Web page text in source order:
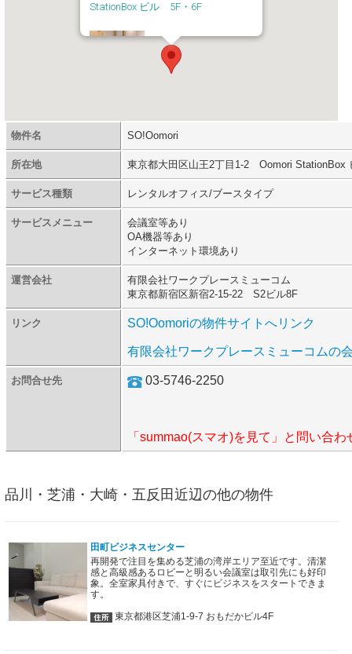
StationBox ビル 5F・6F
電話：03-5746-2250
物件名 SO!Oomori
所在地 東京都大田区山王2丁目1-2 Oomori
サービス種類 レンタルオフィス/ブースタイプ
サービスメニュー
会議室等あり
OA機器等あり
インターネット環境あり
運営会社
有限会社ワークプレースミューコム
東京都新宿区新宿2-15-22 S2ビル8F
リンク SO!Oomoriの物件サイトへリンク
有限会社ワークプレースミューコムの
お問合せ先 03-5746-2250
「summao(スマオ)を見て」と問い合わ
品川・芝浦・大崎・五反田近辺の他の物件
田町ビジネスセンター
再開発で注目を集める芝浦の湾岸エリア至近です。清潔
感と高級感あるロビーと明るい会議室は取引先にも好印
象。全室家具付きで、すぐにビジネスをスタートできま
す。
東京都港区芝浦1-9-7 おもだかビル4F